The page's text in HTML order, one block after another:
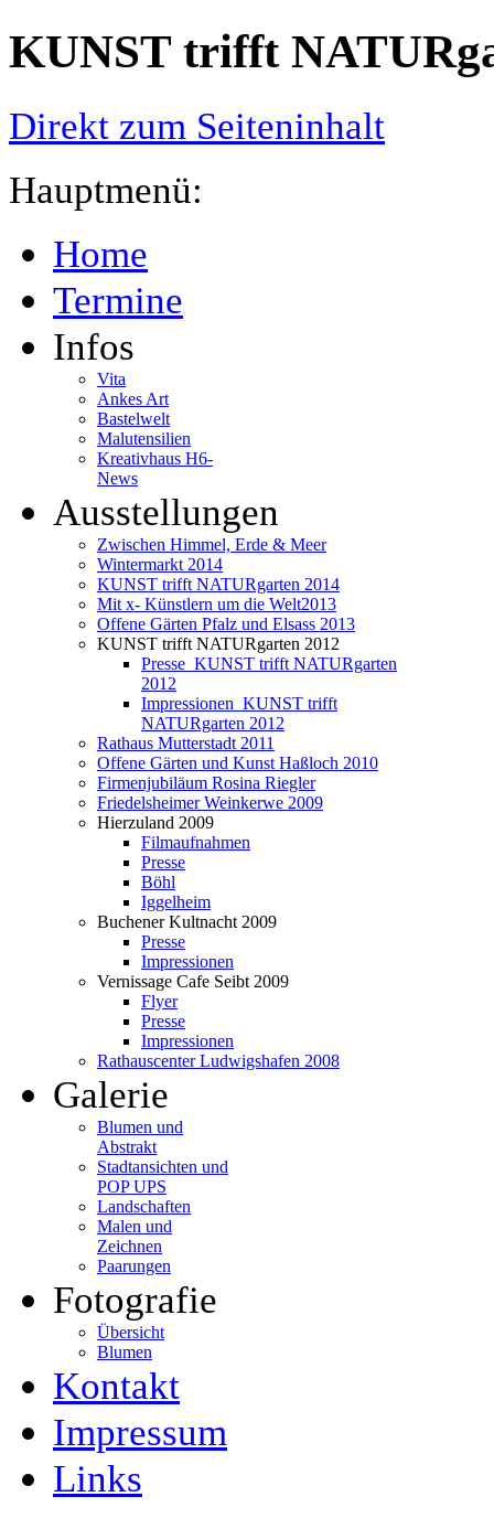
KUNST trifft
Direkt zum Seiteninhalt
Hauptmenü:
Home
Termine
Infos
Vita
Ankes Art
Bastelwelt
Malutensilien
Kreativhaus H6-
News
Ausstellungen
Zwischen Himmel, Erde & Meer
Wintermarkt 2014
KUNST trifft NATURgarten 2014
Mit x- Künstlern um die Welt2013
Offene Gärten Pfalz und Elsass 2013
KUNST trifft NATURgarten 2012
Presse_KUNST trifft NATURgarten
2012
Impressionen_KUNST trifft
NATURgarten 2012
Rathaus Mutterstadt 2011
Offene Gärten und Kunst Haßloch 2010
Firmenjubiläum Rosina Riegler
Friedelsheimer Weinkerwe 2009
Hierzuland 2009
Filmaufnahmen
Presse
Böhl
Iggelheim
Buchener Kultnacht 2009
Presse
Impressionen
Vernissage Cafe Seibt 2009
Flyer
Presse
Impressionen
Rathauscenter Ludwigshafen 2008
Galerie
Blumen und
Abstrakt
Stadtansichten und
POP UPS
Landschaften
Malen und
Zeichnen
Paarungen
Fotografie
Übersicht
Blumen
Kontakt
Impressum
Links